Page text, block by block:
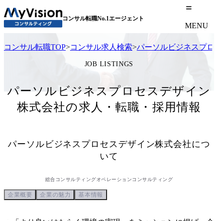
コンサル転職No.1エージェント
MENU
コンサル転職TOP>コンサル求人検索>パーソルビジネスプロ
JOB LISTINGS
パーソルビジネスプロセスデザイン
株式会社の求人・転職・採用情報
パーソルビジネスプロセスデザイン株式会社につ
いて
総合コンサルティングオペレーションコンサルティング
企業概要 企業の魅力 基本情報